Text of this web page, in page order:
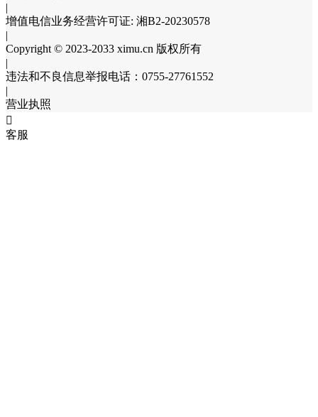
|
增值电信业务经营许可证: 湘B2-20230578
|
Copyright © 2023-2033 ximu.cn 版权所有
|
违法和不良信息举报电话：0755-27761552
|
营业执照

客服